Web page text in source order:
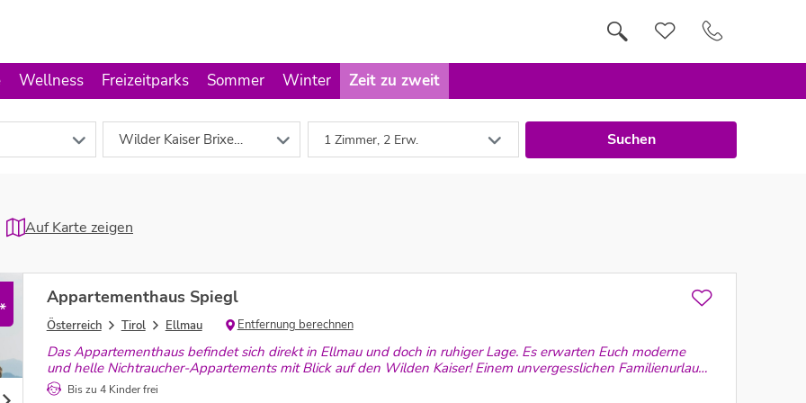
Wellness Freizeitparks Sommer Winter Zeit zu zweit
Wilder Kaiser Brixental - Skiwelt 1 Zimmer, 2 Erw. Suchen
Auf Karte zeigen
*
Appartementhaus Spiegl
Österreich Tirol Ellmau Entfernung berechnen
Das Appartementhaus befindet sich direkt in Ellmau und doch in ruhiger Lage. Es erwarten Euch moderne
und helle Nichtraucher-Appartements mit Blick auf den Wilden Kaiser! Einem unvergesslichen Familienurlaub
im Bergdoktor-Dorf steht nichts mehr Wege!
Bis zu 4 Kinder frei